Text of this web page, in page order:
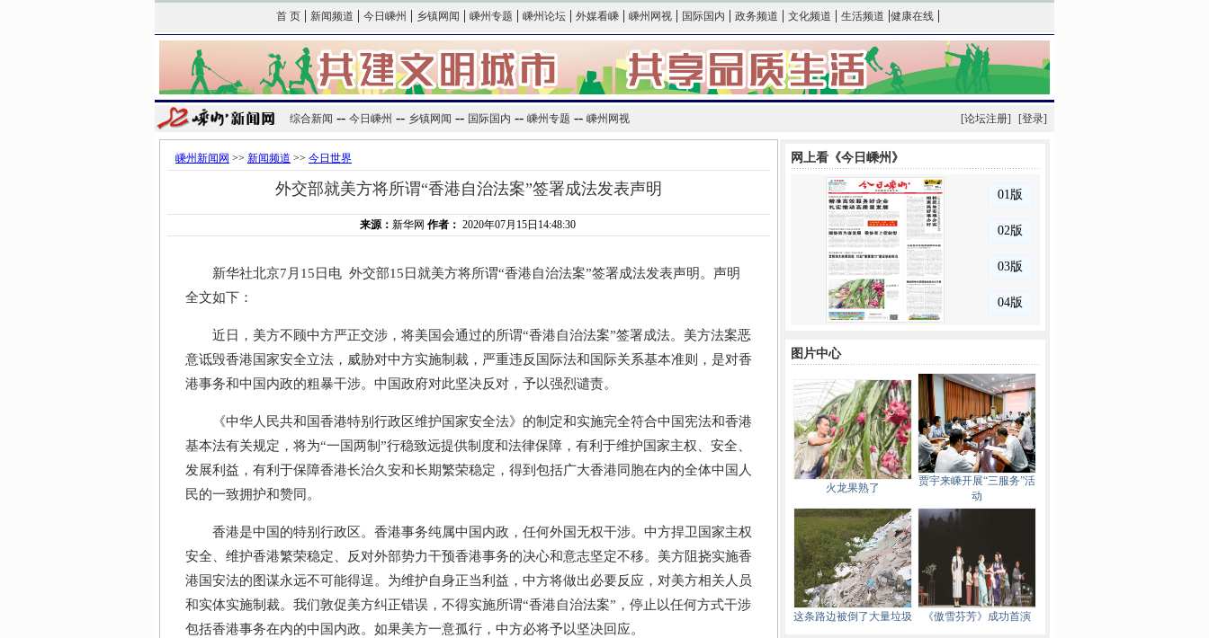
首 页 | 新闻频道 | 今日嵊州 | 乡镇网闻 | 嵊州专题 | 嵊州论坛 | 外媒看嵊 | 嵊州网视 | 国际国内 | 政务频道 | 文化频道 | 生活频道 |健康在线 |
综合新闻 -- 今日嵊州 -- 乡镇网闻 -- 国际国内 -- 嵊州专题 -- 嵊州网视 [论坛注册] [登录]
嵊州新闻网 >> 新闻频道 >> 今日世界
外交部就美方将所谓“香港自治法案”签署成法发表声明
来源： 新华网 作者： 2020年07月15日14:48:30
新华社北京7月15日电 外交部15日就美方将所谓“香港自治法案”签署成法发表声明。声明
全文如下：
近日，美方不顾中方严正交涉，将美国会通过的所谓“香港自治法案”签署成法。美方法案恶
意诋毁香港国家安全立法，威胁对中方实施制裁，严重违反国际法和国际关系基本准则，是对香
港事务和中国内政的粗暴干涉。中国政府对此坚决反对，予以强烈谴责。
《中华人民共和国香港特别行政区维护国家安全法》的制定和实施完全符合中国宪法和香港
基本法有关规定，将为“一国两制”行稳致远提供制度和法律保障，有利于维护国家主权、安全、
发展利益，有利于保障香港长治久安和长期繁荣稳定，得到包括广大香港同胞在内的全体中国人
民的一致拥护和赞同。
香港是中国的特别行政区。香港事务纯属中国内政，任何外国无权干涉。中方捍卫国家主权
安全、维护香港繁荣稳定、反对外部势力干预香港事务的决心和意志坚定不移。美方阻挠实施香
港国安法的图谋永远不可能得逞。为维护自身正当利益，中方将做出必要反应，对美方相关人员
和实体实施制裁。我们敦促美方纠正错误，不得实施所谓“香港自治法案”，停止以任何方式干涉
包括香港事务在内的中国内政。如果美方一意孤行，中方必将予以坚决回应。
网上看《今日嵊州》
图片中心
火龙果熟了
贾宇来嵊开展“三服务”活
动
这条路边被倒了大量垃圾 《傲雪芬芳》成功首演